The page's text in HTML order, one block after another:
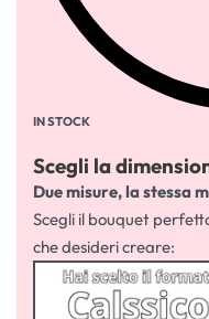
IN STOCK
Scegli la
Due misure, la stessa
Scegli il bouquet
che desideri creare: